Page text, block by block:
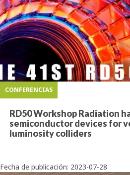
CONFERENCIAS
RD50 Workshop Radiation
semiconductor devices for
luminosity colliders
Fecha de publicación: 2023-07-28